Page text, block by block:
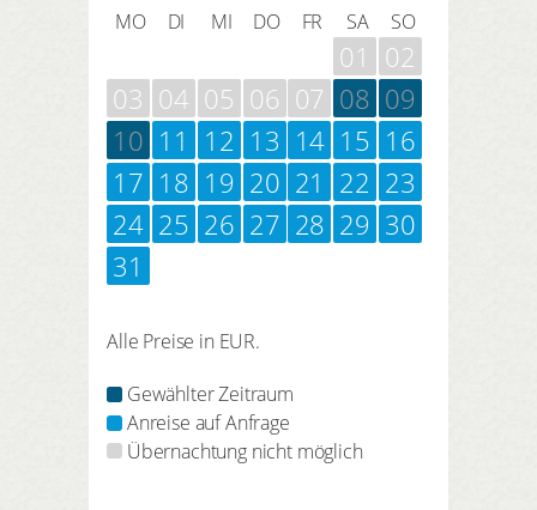
MO DI MI DO FR SA SO
01
02
03 04 05 06 07 08 09
10 11 12 13 14 15 16
17 18 19 20 21 22 23
24 25 26 27 28 29 30
31
Alle Preise in EUR.
Gewählter Zeitraum
Anreise auf Anfrage
Übernachtung nicht möglich